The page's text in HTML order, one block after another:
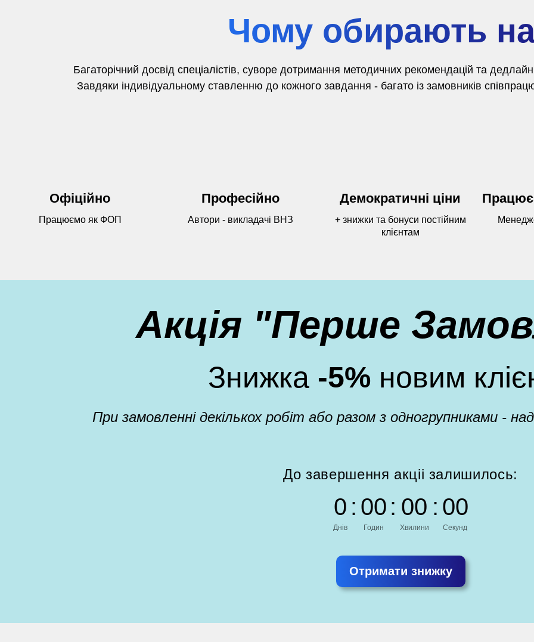
Чому обирають
Багаторічний досвід спеціалістів, суворе дотримання методичних рекомендацій та
Завдяки індивідуальному ставленню до кожного завдання - багато із замовників
Офіційно
Працюємо як ФОП
Професійно
Автори - викладачі ВНЗ
Демократичні ціни
+ знижки та бонуси постійним
клієнтам
Акція "Перше
Знижка -5%новим
При замовленні декількох робіт або разом з одногрупниками -
До завершення акціі залишилось:
0
Днів
: 00
Годин
: 00
Хвилини
: 00
Секунд
Отримати знижку